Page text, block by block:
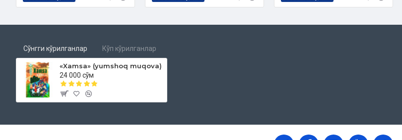
ikkinchi devoni “Navodir un-nihoya” (“Nihoyasiz nodirliklar”) maydonga keladi. 1481 -1482 yillarda esa
Buyuk mutafakkir 1483 - 1485 yillarda turkiy tilda birinchi marotaba 54 ming misralik ulkan obida -
“Xamsa” asarini yozib tugatadi.
Navoiyning 1492 - 1498 yillarda tartib qilingan 4 qism devondan iborat ulkan “Xazoyin ul-maoniy”
(“Maʼnolay xazinasi”) sheʼriy kulliyoti shoirning turkiy tilda yozilgan deyarli barcha lirik sheʼrlarini oʻz
Сўнгги кўрилганлар Кўп кўрилганлар
«Xamsa» (yumshoq muqova)
24 000 сўм